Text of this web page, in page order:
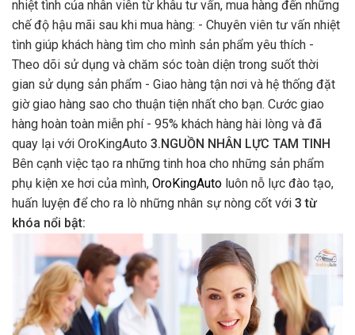
nhiệt tình của nhân viên từ khâu tư vấn, mua hàng đến những
chế độ hậu mãi sau khi mua hàng: - Chuyên viên tư vấn nhiệt
tình giúp khách hàng tìm cho mình sản phẩm yêu thích -
Theo dõi sử dụng và chăm sóc toàn diện trong suốt thời
gian sử dụng sản phẩm - Giao hàng tận nơi và hệ thống đặt
giờ giao hàng sao cho thuận tiện nhất cho bạn. Cước giao
hàng hoàn toàn miễn phí - 95% khách hàng hài lòng và đã
quay lại với OroKingAuto 3.NGUỒN NHÂN LỰC TAM TINH
Bên cạnh việc tạo ra những tinh hoa cho những sản phẩm
phụ kiện xe hơi của mình, OroKingAuto luôn nỗ lực đào tạo,
huấn luyện để cho ra lò những nhân sự nòng cốt với 3 từ
khóa nổi bật: